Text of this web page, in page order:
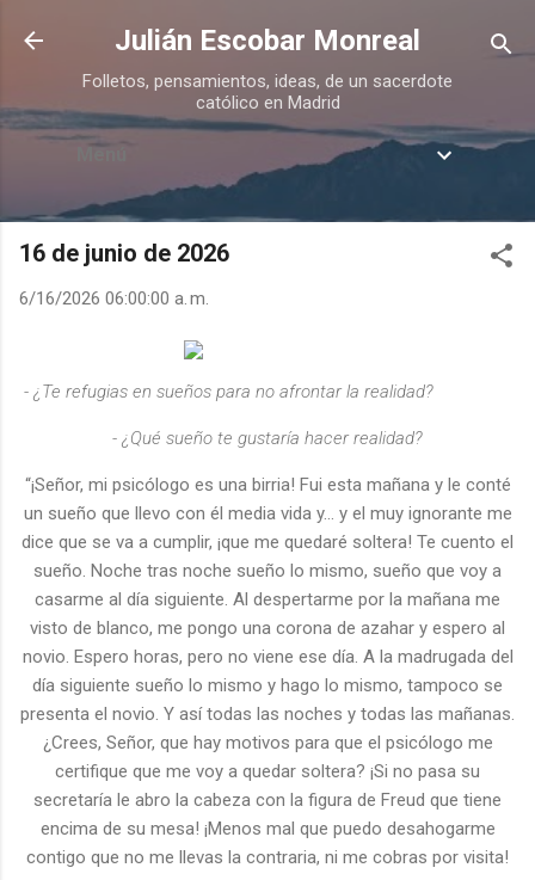
Ir al contenido principal
Julián Escobar Monreal
Folletos, pensamientos, ideas, de un sacerdote
católico en Madrid
Menú
16 de junio de 2026
6/16/2026 06:00:00 a. m.
- ¿Te refugias en sueños para no afrontar la realidad?
- ¿Qué sueño te gustaría hacer realidad?
“¡Señor, mi psicólogo es una birria! Fui esta mañana y le conté
un sueño que llevo con él media vida y… y el muy ignorante me
dice que se va a cumplir, ¡que me quedaré soltera! Te cuento el
sueño. Noche tras noche sueño lo mismo, sueño que voy a
casarme al día siguiente. Al despertarme por la mañana me
visto de blanco, me pongo una corona de azahar y espero al
novio. Espero horas, pero no viene ese día. A la madrugada del
día siguiente sueño lo mismo y hago lo mismo, tampoco se
presenta el novio. Y así todas las noches y todas las mañanas.
¿Crees, Señor, que hay motivos para que el psicólogo me
certifique que me voy a quedar soltera? ¡Si no pasa su
secretaría le abro la cabeza con la figura de Freud que tiene
encima de su mesa! ¡Menos mal que puedo desahogarme
contigo que no me llevas la contraria, ni me cobras por visita!